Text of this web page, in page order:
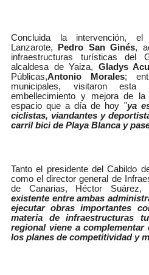
Concluida la intervención,
Lanzarote,
Pedro San Ginés,
infraestructuras turísticas del
alcaldesa de Yaiza, Gladys
Públicas,Antonio Morales;
municipales, visitaron
embellecimiento y mejora de
espacio que a día de hoy "ya
ciclistas, viandantes y
carril bici de Playa Blanca y
Tanto el presidente del Cabildo
como el director general de
de Canarias, Héctor Suárez,
existente entre ambas
ejecutar obras importantes
materia de infraestructuras
regional viene a
los planes de competitividad y